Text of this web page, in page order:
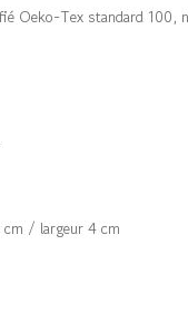
Oeko-Tex standard 100,
/ largeur 4 cm